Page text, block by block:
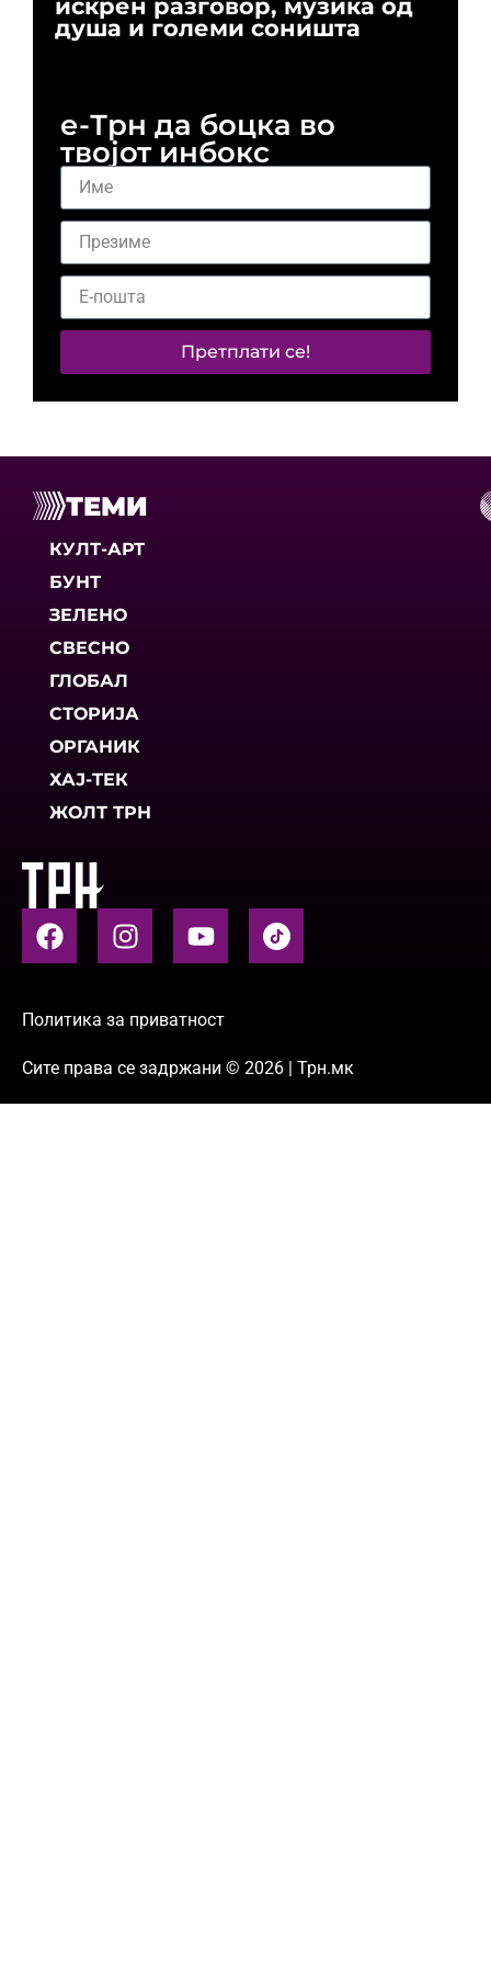
искрен разговор, музика од
душа и големи соништа
е-Трн да боцка во
твојот инбокс
Претплати се!
ТЕМИ
КУЛТ-АРТ
БУНТ
ЗЕЛЕНО
СВЕСНО
ГЛОБАЛ
СТОРИЈА
ОРГАНИК
ХАЈ-ТЕК
ЖОЛТ ТРН
Политика за приватност
Сите права се задржани © 2026 | Трн.мк